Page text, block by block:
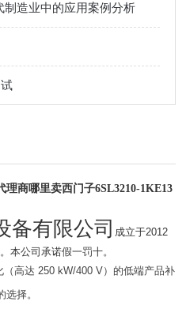
制造业中的应用案例分析
理商哪里卖西门子6SL3210-1KE13
备有限公司 成立于2012
本公司承诺假一罚十。
高达 250 kW/400 V）的低端产品补
择。